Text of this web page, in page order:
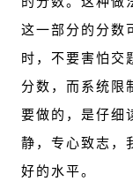
这一部分的分数
时，不要害怕交
分数，而系统限
要做的，是仔细
静，专心致志，
好的水平。